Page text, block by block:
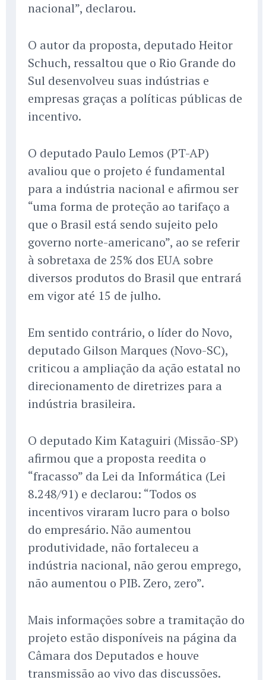
nacional”, declarou.
O autor da proposta, deputado Heitor
Schuch, ressaltou que o Rio Grande do
Sul desenvolveu suas indústrias e
empresas graças a políticas públicas de
incentivo.
O deputado Paulo Lemos (PT-AP)
avaliou que o projeto é fundamental
para a indústria nacional e afirmou ser
“uma forma de proteção ao tarifaço a
que o Brasil está sendo sujeito pelo
governo norte-americano”, ao se referir
à sobretaxa de 25% dos EUA sobre
diversos produtos do Brasil que entrará
em vigor até 15 de julho.
Em sentido contrário, o líder do Novo,
deputado Gilson Marques (Novo-SC),
criticou a ampliação da ação estatal no
direcionamento de diretrizes para a
indústria brasileira.
O deputado Kim Kataguiri (Missão-SP)
afirmou que a proposta reedita o
“fracasso” da Lei da Informática (Lei
8.248/91) e declarou: “Todos os
incentivos viraram lucro para o bolso
do empresário. Não aumentou
produtividade, não fortaleceu a
indústria nacional, não gerou emprego,
não aumentou o PIB. Zero, zero”.
Mais informações sobre a tramitação do
projeto estão disponíveis na página da
Câmara dos Deputados e houve
transmissão ao vivo das discussões.